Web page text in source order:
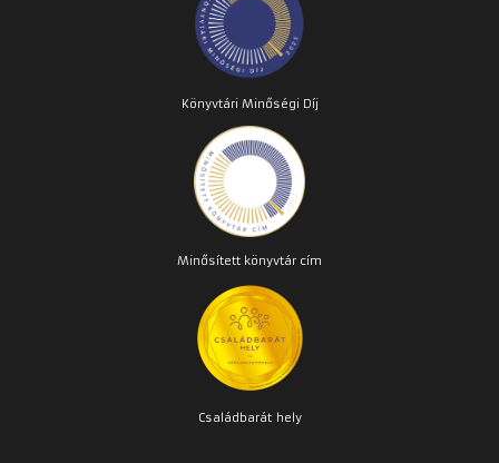
Könyvtári Minőségi Díj
Minősített könyvtár cím
Családbarát hely